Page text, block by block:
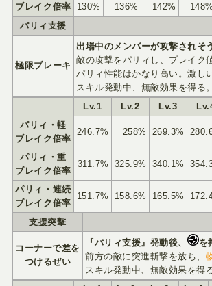
ブレイク倍率
130% 136% 142% 148%
パリィ支援
極限ブレーキ
出場中のメンバーが攻撃されそ
敵の攻撃をパリィし、ブレイク
パリィ性能はかなり高い。激し
スキル発動中、無敵効果を得る。
Lv.1
Lv.2 Lv.3
パリィ・軽
ブレイク倍率
246.7% 258% 269.3%
パリィ・重
ブレイク倍率
311.7% 325.9% 340.1%
パリィ・連続
ブレイク倍率
151.7% 158.6% 165.5%
支援突撃
コーナーで差を
つけるぜい
『パリィ支援』発動後、
を
前方の敵に突進斬撃を放ち、
スキル発動中、無敵効果を得る